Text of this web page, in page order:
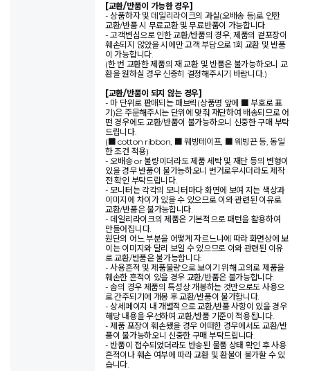
[교환/반품이 가능한 경우]
- 상품하자 및 데일리라이크의 과실(오배송 등)로 인한
교환/반품 시 무료교환 및 무료반품이 가능합니다.
- 고객변심으로 인한 교환/반품의 경우, 제품의 겉포장이
훼손되지 않았을 시에만 고객 부담으로 1회 교환 및 반품
이 가능합니다.
(한 번 교환한 제품의 재 교환 및 반품은 불가능하오니 교
환을 원하실 경우 신중히 결정해주시기 바랍니다.)
[교환/반품이 되지 않는 경우]
- 마 단위로 판매되는 패브릭(상품명 앞에 ■ 부호로 표
기)은 주문해주시는 단위에 맞춰 재단하여 배송되므로 어
떤 경우에도 교환/반품이 불가능하오니 신중한 구매 부탁
드립니다.
(■ cotton ribbon, ■ 웨빙테이프, ■ 웨빙끈 등, 동일
한 조건 적용)
- 오배송 or 불량이더라도 제품 세탁 및 재단 등의 변형이
있을 경우 반품이 불가능하오니 번거로우시더라도 제작
전 확인 부탁드립니다.
- 모니터는 각각의 모니터마다 화면에 보여 지는 색상과
이미지에 차이가 있을 수 있으므로 이와 관련된 이유로
교환/반품은 불가능합니다.
- 데일리라이크의 제품은 기본적으로 패턴을 활용하여
만들어집니다.
원단의 어느 부분을 어떻게 자르느냐에 따라 화면상에 보
이는 이미지와 달리 보일 수 있으므로 이와 관련된 이유
로 교환/반품은 불가능합니다.
- 사용흔적 및 제품불량으로 보이기 위해 고의로 제품을
훼손한 흔적이 있을 경우 교환/반품은 불가능합니다.
- 솜의 경우 제품의 특성상 개봉하는 것만으로도 사용으
로 간주되기에 개봉 후 교환/반품이 불가합니다.
- 상세페이지 내 개별적으로 교환/반품 사항이 있을 경우
해당 내용을 우선하여 교환/반품 기준이 적용됩니다.
- 제품 포장이 훼손됐을 경우 어떠한 경우에서도 교환/반
품이 불가능하오니 신중한 구매 부탁드립니다.
- 반품이 접수되었더라도 반송된 물품 상태 확인 후 사용
흔적이나 훼손 여부에 따라 교환 및 환불이 불가할 수 있
습니다.